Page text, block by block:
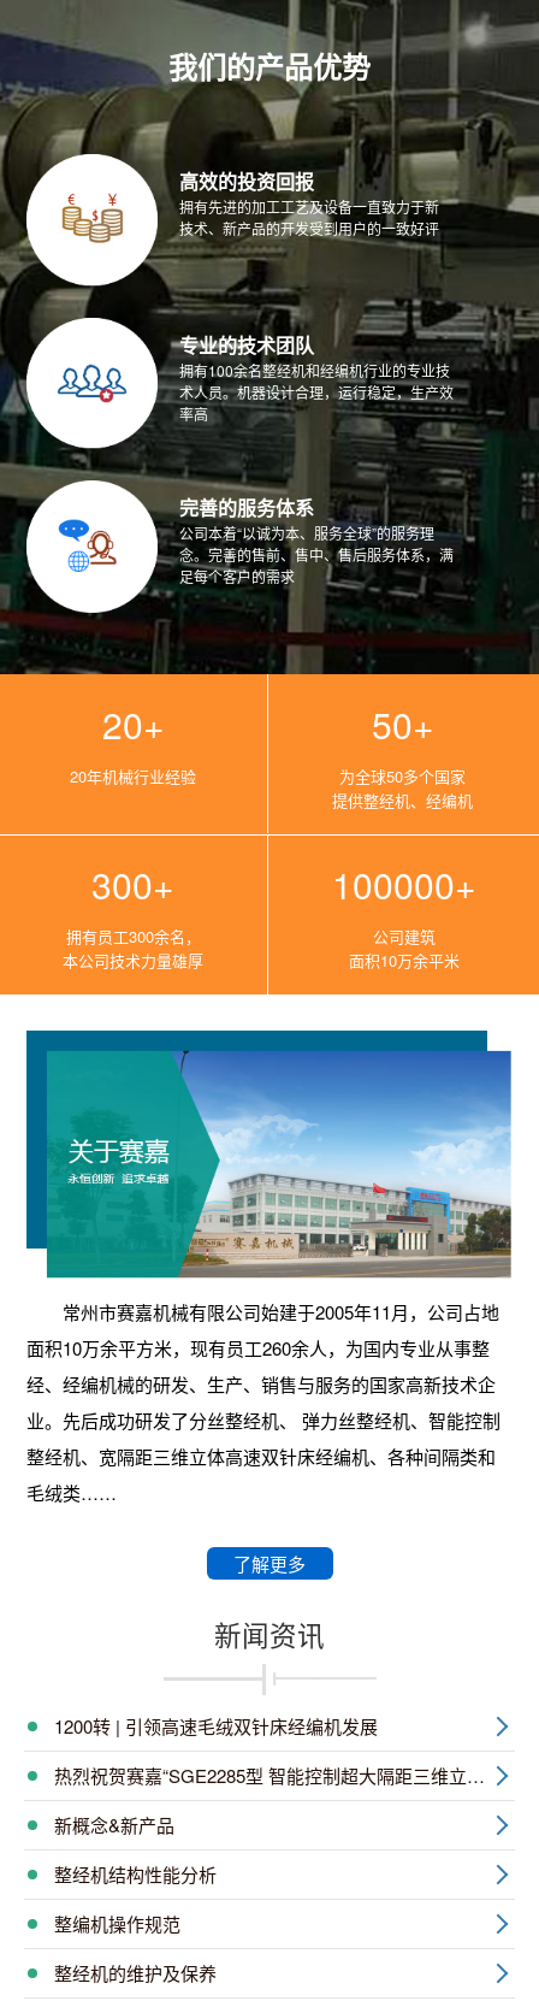
我们的产品优势
高效的投资回报
拥有先进的加工工艺及设备一直致力于新
技术、新产品的开发受到用户的一致好评
专业的技术团队
拥有100余名整经机和经编机行业的专业技
术人员。机器设计合理，运行稳定，生产效
率高
完善的服务体系
公司本着“以诚为本、服务全球”的服务理
念。完善的售前、售中、售后服务体系，满
足每个客户的需求
20+
20年机械行业经验
50+
为全球50多个国家
提供整经机、经编机
300+
拥有员工300余名，
本公司技术力量雄厚
100000+
公司建筑
面积10万余平米
常州市赛嘉机械有限公司始建于2005年11月，公司占地
面积10万余平方米，现有员工260余人，为国内专业从事整
经、经编机械的研发、生产、销售与服务的国家高新技术企
业。先后成功研发了分丝整经机、 弹力丝整经机、智能控制
整经机、宽隔距三维立体高速双针床经编机、各种间隔类和
毛绒类……
了解更多
新闻资讯
1200转 | 引领高速毛绒双针床经编机发展
热烈祝贺赛嘉“SGE2285型 智能控制超大隔距三维立体双针床经编机”通过科技成果/新产品投产鉴定会
新概念&新产品
整经机结构性能分析
整编机操作规范
整经机的维护及保养